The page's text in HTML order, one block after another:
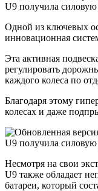
Одной из ключевых
инновационная
Эта активная
регулировать
каждого колеса по
Благодаря этому
колесах и даже
Несмотря на свои
U9 также обладает
батареи, который